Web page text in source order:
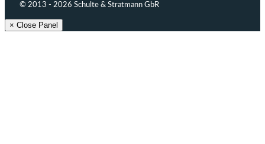
© 2013 - 2026 Schulte & Stratmann GbR
× Close Panel